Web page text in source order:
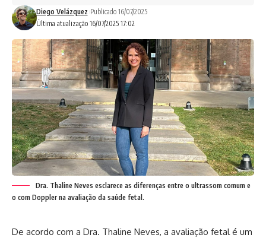
Última atualização 16/07/2025 17:02
Diego Velázquez Publicado 16/07/2025
Dra. Thaline Neves esclarece as diferenças entre o ultrassom comum e
o com Doppler na avaliação da saúde fetal.
De acordo com a Dra. Thaline Neves, a avaliação fetal é um